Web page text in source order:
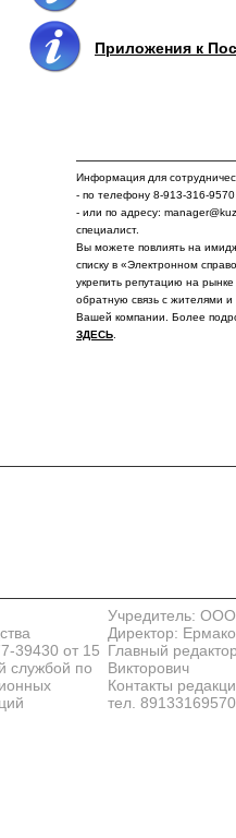
Приложения к
Информация для
- по телефону 8-913-316-9570
- или по адресу:
специалист.
Вы можете повлиять на
списку в «Электронном
укрепить репутацию на
обратную связь с жителями и
Вашей компании. Более
ЗДЕСЬ
39430 от 15
службой по
Учредитель:
Директор:
Главный
Викторович
Контакты
тел. 89133169570